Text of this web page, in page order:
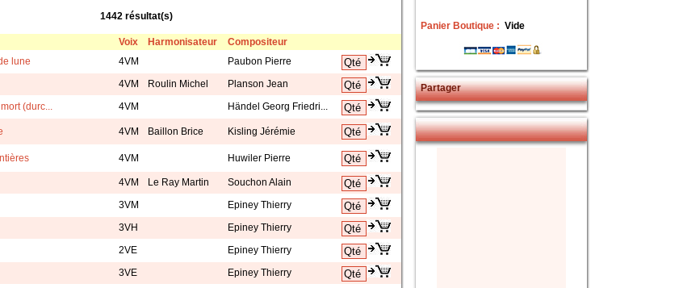
1442 résultat(s)
Voix Harmonisateur
Compositeur
lune
4VM
Paubon Pierre
4VM Roulin Michel
Planson Jean
(durc...
4VM Händel Georg Friedri...
4VM Baillon Brice Kisling Jérémie
4VM Huwiler Pierre
4VM Le Ray Martin
Souchon Alain
3VM
Epiney Thierry
3VH
Epiney Thierry
2VE
Epiney Thierry
3VE Epiney Thierry
Panier Boutique : Vide
Partager